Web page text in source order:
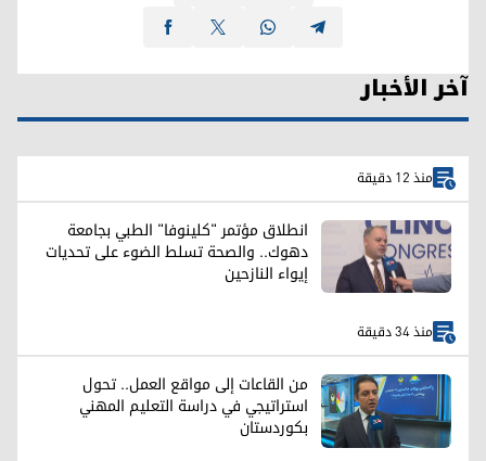
آخر الأخبار
منذ 12 دقيقة
انطلاق مؤتمر "كلينوفا" الطبي بجامعة
دهوك.. والصحة تسلط الضوء على تحديات
إيواء النازحين
منذ 34 دقيقة
من القاعات إلى مواقع العمل.. تحول
استراتيجي في دراسة التعليم المهني
بكوردستان